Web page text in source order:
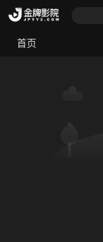
首页